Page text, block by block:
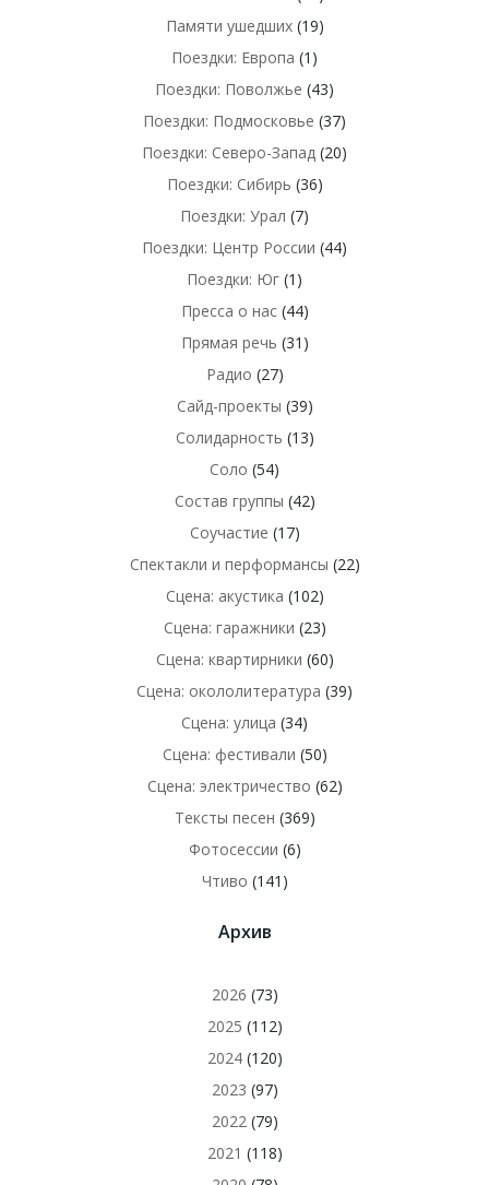
Памяти ушедших(19)
Поездки: Европа (1)
Поездки: Поволжье (43)
Поездки: Подмосковье (37)
Поездки: Северо-Запад (20)
Поездки: Сибирь (36)
Поездки: Урал (7)
Поездки: Центр России (44)
Поездки: Юг (1)
Пресса о нас(44)
Прямая речь (31)
Радио (27)
Сайд-проекты (39)
Солидарность (13)
Соло (54)
Состав группы (42)
Соучастие (17)
Спектакли и перформансы (22)
Сцена: акустика (102)
Сцена: гаражники (23)
Сцена: квартирники (60)
Сцена: окололитература (39)
Сцена: улица (34)
Сцена: фестивали (50)
Сцена: электричество (62)
Тексты песен (369)
Фотосессии (6)
Чтиво (141)
Архив
2026 (73)
2025 (112)
2024(120)
2023 (97)
2022(79)
2021 (118)